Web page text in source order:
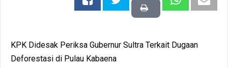
KPK Didesak Periksa Gubernur Sultra Terkait Dugaan
Deforestasi di Pulau Kabaena